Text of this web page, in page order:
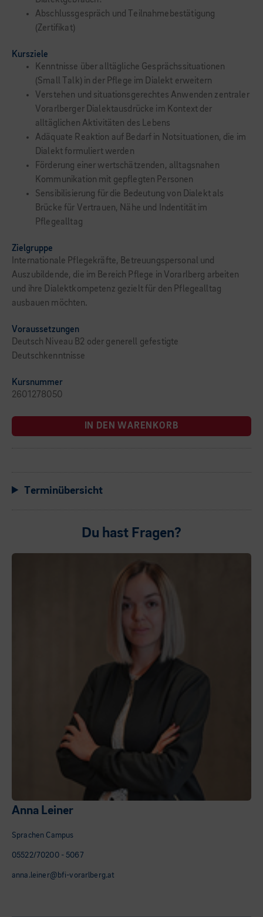
Abschlussgespräch und Teilnahmebestätigung
(Zertifikat)
Kursziele
Kenntnisse über alltägliche Gesprächssituationen
(Small Talk) in der Pflege im Dialekt erweitern
Verstehen und situationsgerechtes Anwenden zentraler
Vorarlberger Dialektausdrücke im Kontext der
alltäglichen Aktivitäten des Lebens
Adäquate Reaktion auf Bedarf in Notsituationen, die im
Dialekt formuliert werden
Förderung einer wertschätzenden, alltagsnahen
Kommunikation mit gepflegten Personen
Sensibilisierung für die Bedeutung von Dialekt als
Brücke für Vertrauen, Nähe und Indentität im
Pflegealltag
Zielgruppe
Internationale Pflegekräfte, Betreuungspersonal und
Auszubildende, die im Bereich Pflege in Vorarlberg arbeiten
und ihre Dialektkompetenz gezielt für den Pflegealltag
ausbauen möchten.
Voraussetzungen
Deutsch Niveau B2 oder generell gefestigte
Deutschkenntnisse
Kursnummer
2601278050
IN DEN WARENKORB
Terminübersicht
Du hast Fragen?
Anna Leiner
Sprachen Campus
05522/70200 - 5067
anna.leiner@bfi-vorarlberg.at